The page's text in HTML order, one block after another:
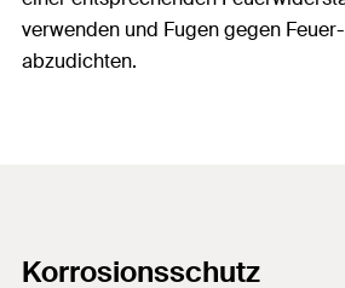
verwenden und Fugen gegen
abzudichten.
Korrosionsschutz